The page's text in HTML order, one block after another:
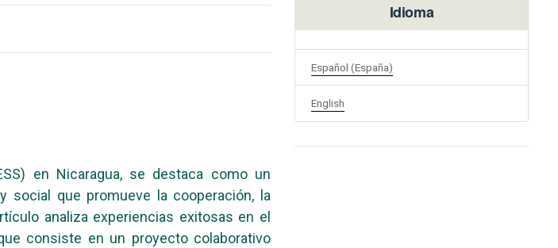
en Nicaragua, se destaca como un
social que promueve la cooperación, la
analiza experiencias exitosas en el
consiste en un proyecto colaborativo
Idioma
Español (España)
English